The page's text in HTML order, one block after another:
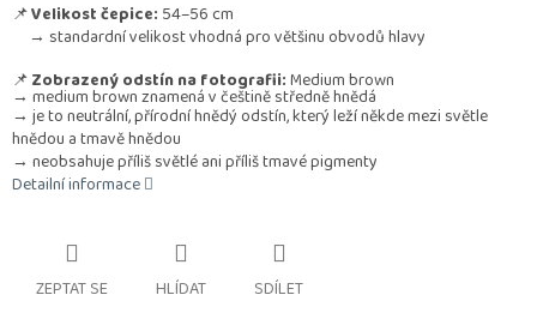
📌Velikost čepice: 54–56 cm
→ standardní velikost vhodná pro většinu obvodů hlavy
📌Zobrazený odstín na fotografii:Medium brown
→ medium brownznamená v češtiněstředně hnědá
→ je toneutrální, přírodní hnědý odstín, který leží někde mezi světle
hnědou a tmavě hnědou
→ neobsahuje příliš světlé ani příliš tmavé pigmenty
Detailní informace
ZEPTAT SE HLÍDAT SDÍLET